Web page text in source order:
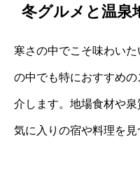
冬グルメと温泉
寒さの中でこそ味わい
の中でも特におすすめ
介します。地場食材や
気に入りの宿や料理を見